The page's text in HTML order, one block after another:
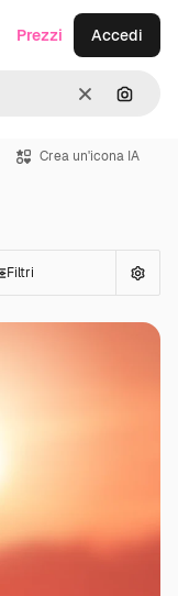
CancellaCerca
Prezzi Accedi
Crea un'icona IA
Filtri